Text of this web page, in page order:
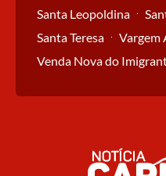
Santa Leopoldina
Santa Teresa
Vargem
Venda Nova do